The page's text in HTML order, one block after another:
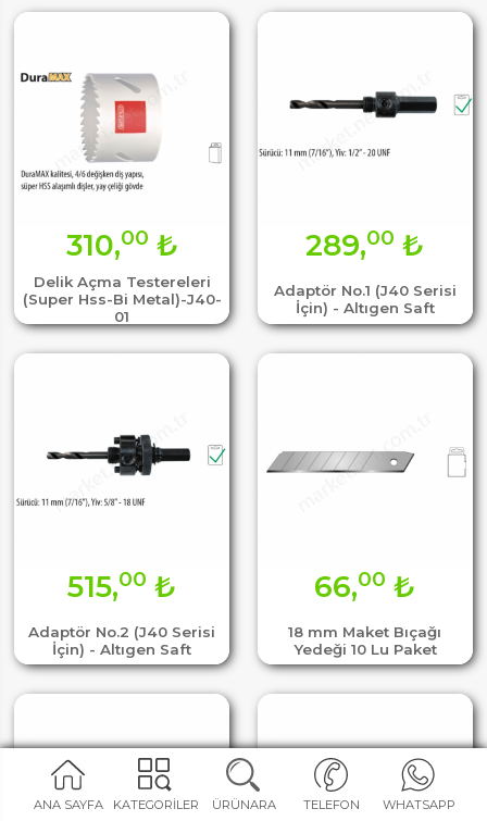
ANA SAYFA KATEGORİLER ÜRÜNARA TELEFON WHATSAPP
Delik Açma Testereleri
(Super Hss-Bi Metal)-J40-
01
310,00 ₺
Adaptör No.1 (J40 Serisi
İçin) - Altıgen Saft
289,00 ₺
Adaptör No.2 (J40 Serisi
İçin) - Altıgen Saft
515,00 ₺
18 mm Maket Bıçağı
Yedeği 10 Lu Paket
66,00 ₺